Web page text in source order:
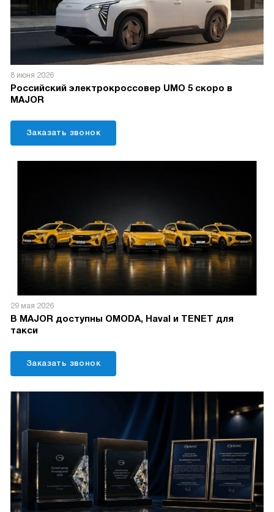
8 июня 2026
Российский электрокроссовер UMO 5 скоро в
MAJOR
Заказать звонок
29 мая 2026
В MAJOR доступны OMODA, Haval и TENET для
такси
Заказать звонок